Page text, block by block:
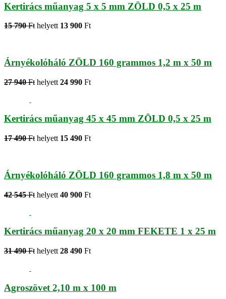
Kertirács műanyag 5 x 5 mm ZÖLD 0,5 x 25 m
15 790 Ft helyett 13 900 Ft
Árnyékolóháló ZÖLD 160 grammos 1,2 m x 50 m
27 940 Ft helyett 24 990 Ft
Kertirács műanyag 45 x 45 mm ZÖLD 0,5 x 25 m
17 490 Ft helyett 15 490 Ft
Árnyékolóháló ZÖLD 160 grammos 1,8 m x 50 m
42 545 Ft helyett 40 900 Ft
Kertirács műanyag 20 x 20 mm FEKETE 1 x 25 m
31 490 Ft helyett 28 490 Ft
Agroszövet 2,10 m x 100 m